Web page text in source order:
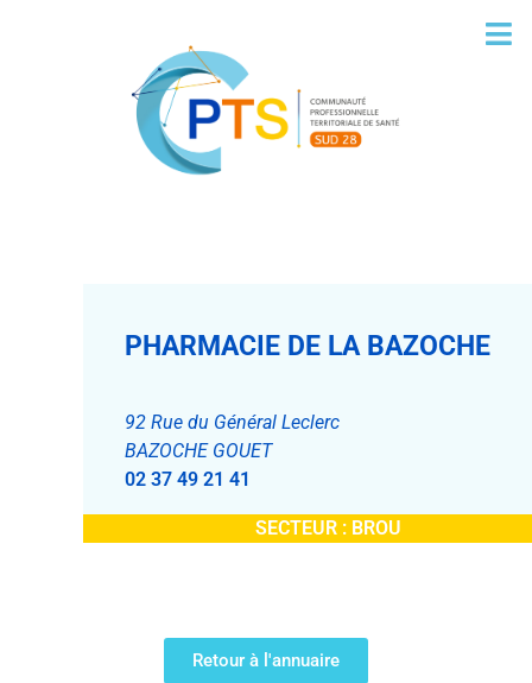
PHARMACIE DE LA BAZOCHE
92 Rue du Général Leclerc
BAZOCHE GOUET
02 37 49 21 41
SECTEUR : BROU
Retour à l'annuaire